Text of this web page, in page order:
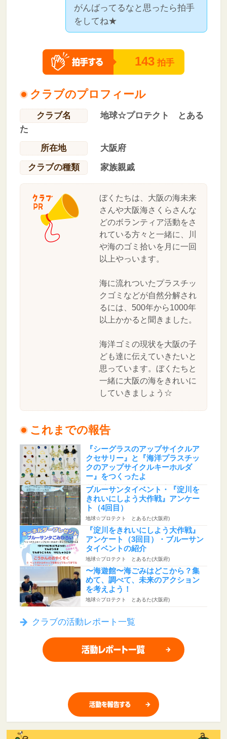
がんばってるなと思ったら拍手
をしてね★
143 拍手
クラブのプロフィール
クラブ名
地球☆プロテクト とある
た
所在地
大阪府
クラブの種類
家族親戚
ぼくたちは、大阪の海未来
さんや大阪海さくらさんな
どのボランティア活動をさ
れている方々と一緒に、川
や海のゴミ拾いを月に一回
以上やっいます。
海に流れついたプラスチッ
クゴミなどが自然分解され
るには、500年から1000年
以上かかると聞きました。
海洋ゴミの現状を大阪の子
ども達に伝えていきたいと
思っています。ぼくたちと
一緒に大阪の海をきれいに
していきましょう☆
これまでの報告
『シーグラスのアップサイクルア
クセサリー』と『海洋プラスチッ
クのアップサイクルキーホルダ
ー』をつくったよ
地球☆プロテクト とあるた(大阪府)
ブルーサンタイベント・『淀川を
きれいにしよう大作戦』アンケー
ト（4回目）
地球☆プロテクト とあるた(大阪府)
『淀川をきれいにしよう大作戦』
アンケート（3回目）・ブルーサン
タイベントの紹介
地球☆プロテクト とあるた(大阪府)
〜海遊館〜海ごみはどこから？集
めて、調べて、未来のアクション
を考えよう！
地球☆プロテクト とあるた(大阪府)
クラブの活動レポート一覧